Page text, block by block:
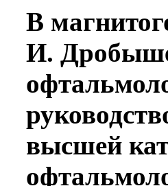
В
И.
высшей